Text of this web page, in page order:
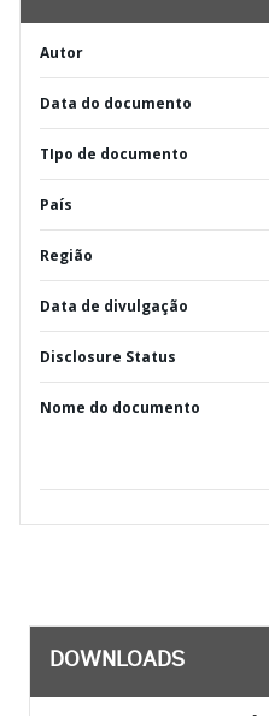
Autor
Data do documento
TIpo de documento
País
Região
Data de divulgação
Disclosure Status
Nome do documento
DOWNLOADS